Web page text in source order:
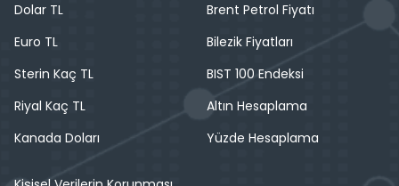
Dolar TL
Euro TL
Sterin Kaç TL
Riyal Kaç TL
Kanada Doları
Brent Petrol Fiyatı
Bilezik Fiyatları
BIST 100 Endeksi
Altın Hesaplama
Yüzde Hesaplama